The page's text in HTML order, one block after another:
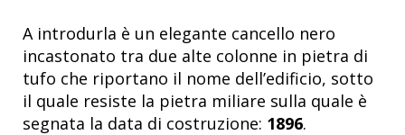
A introdurla è un elegante cancello nero
incastonato tra due alte colonne in pietra di
tufo che riportano il nome dell’edificio, sotto
il quale resiste la pietra miliare sulla quale è
segnata la data di costruzione: 1896.